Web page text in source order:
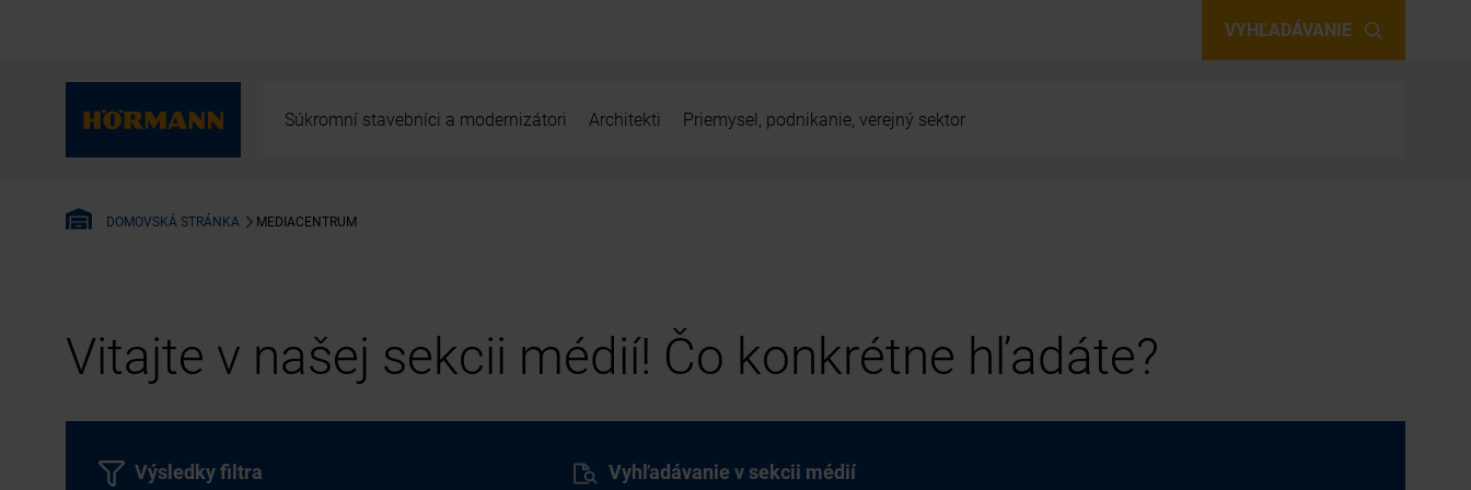
VYHĽADÁVANIE
Súkromní stavebníci a modernizátori Architekti Priemysel, podnikanie, verejný sektor
DOMOVSKÁ STRÁNKA MEDIACENTRUM
Vitajte v našej sekcii médií! Čo konkrétne hľadáte?
Vyhľadávanie v sekcii médií
Výsledky filtra